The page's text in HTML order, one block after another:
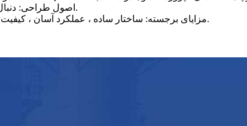
اصول طراحی: دنبال کردن بدنه را آسان و تجهیزات و عملکرد آن را ساده کنید.
مزایای برجسته: ساختار ساده ، عملکرد آسان ، کیفیت قابل اعتماد ، ابزارهای حفاری قابل بازیابی و عمر طولانی.